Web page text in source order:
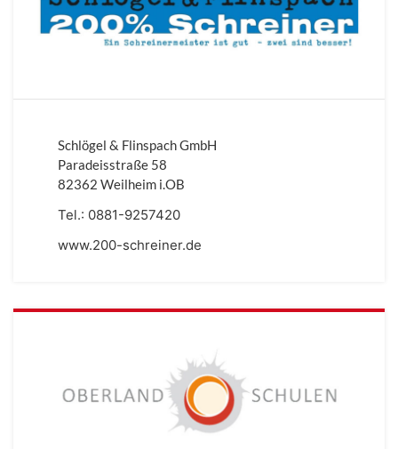
Schlögel & Flinspach GmbH
Paradeisstraße 58
82362 Weilheim i.OB
Tel.: 0881-9257420
www.200-schreiner.de